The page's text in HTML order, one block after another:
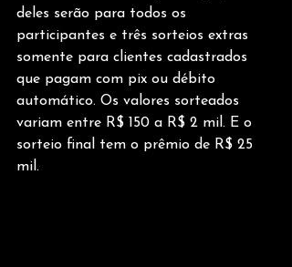
deles serão para todos os
participantes e três sorteios extras
somente para clientes cadastrados
que pagam com pix ou débito
automático. Os valores sorteados
variam entre R$ 150 a R$ 2 mil. E o
sorteio final tem o prêmio de R$ 25
mil.